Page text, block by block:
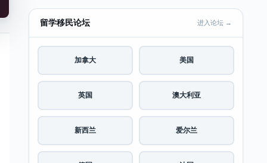
留学移民论坛 进入论坛 →
加拿大 美国
英国 澳大利亚
新西兰 爱尔兰